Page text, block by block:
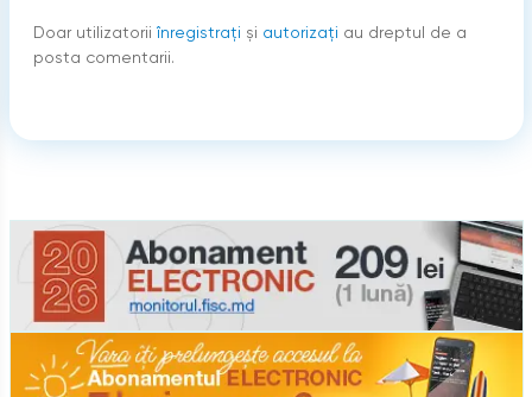
Doar utilizatorii înregistraţi şi autorizați au dreptul de a
posta comentarii.